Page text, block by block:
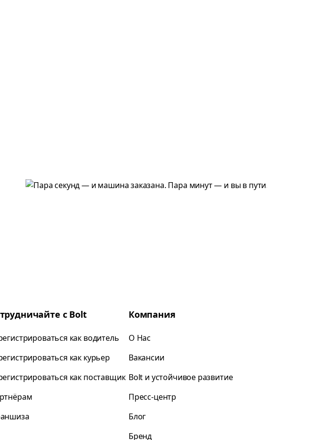
с Bolt
как водитель
как курьер
как поставщик
Компания
О Нас
Вакансии
Bolt и устойчивое развитие
Пресс-центр
Блог
Бренд